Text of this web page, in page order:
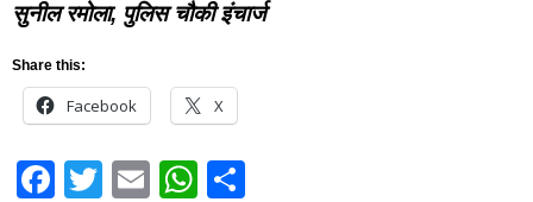
सुनील रमोला, पुलिस चौकी इंचार्ज
Share this:
Facebook X
Facebook
Twitter
EmailWhatsApp